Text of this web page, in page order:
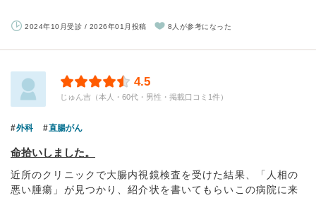
2024年10月受診 / 2026年01月投稿 8人が参考になった
4.5
じゅん吉（本人・60代・男性・掲載口コミ1件）
外科 直腸がん
命拾いしました。
近所のクリニックで大腸内視鏡検査を受けた結果、「人相の
悪い腫瘍」が見つかり、紹介状を書いてもらいこの病院に来